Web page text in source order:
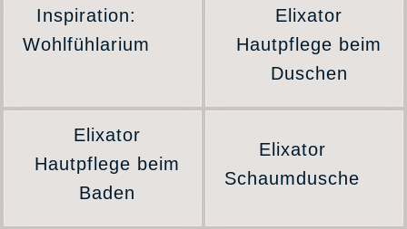
Inspiration:
Wohlfühlarium
Elixator
Hautpflege beim
Duschen
Elixator
Hautpflege beim
Baden
Elixator
Schaumdusche